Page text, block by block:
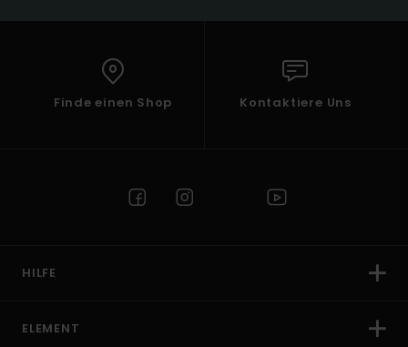
Finde einen Shop Kontaktiere Uns
HILFE
ELEMENT